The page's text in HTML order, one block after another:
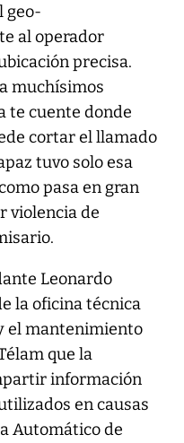
geo-
al operador
precisa.
muchísimos
te cuente donde
cortar el llamado
tuvo solo esa
pasa en gran
violencia de
Leonardo
la oficina técnica
el mantenimiento
que la
información
en causas
Automático de